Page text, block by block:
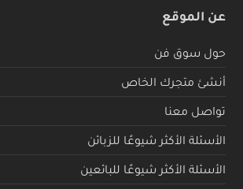
عن الموقع
حول سوق فن
أنشئ متجرك الخاص
تواصل معنا
الأسئلة الأكثر شيوعًا للزبائن
الأسئلة الأكثر شيوعًا للبائعين